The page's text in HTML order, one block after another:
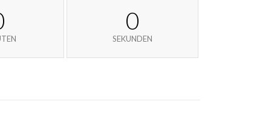
0
SEKUNDEN